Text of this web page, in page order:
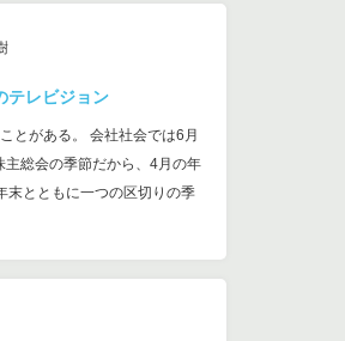
テレビジョン
とがある。 会社社会では6月
主総会の季節だから、4月の年
末とともに一つの区切りの季